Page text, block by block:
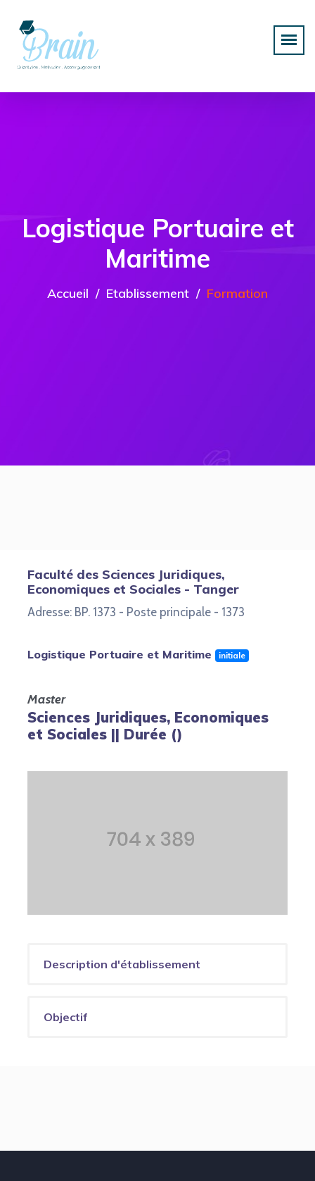
Logistique Portuaire et
Maritime
Accueil Etablissement Formation
Faculté des Sciences Juridiques,
Economiques et Sociales - Tanger
Adresse: BP. 1373 - Poste principale - 1373
Logistique Portuaire et Maritime initiale
Master
Sciences Juridiques, Economiques
et Sociales || Durée ()
Description d'établissement
Objectif